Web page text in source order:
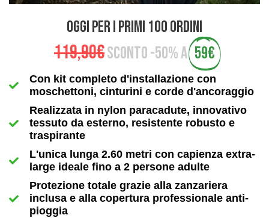
OGGI PER I PRIMI 100 ORDINI
119,90€SCONTO -50% A 59€
Con kit completo d'installazione con
moschettoni, cinturini e corde d'ancoraggio
Realizzata in nylon paracadute, innovativo
tessuto da esterno, resistente robusto e
traspirante
L'unica lunga 2.60 metri con capienza extra-
large ideale fino a 2 persone adulte
Protezione totale grazie alla zanzariera
inclusa e alla copertura professionale anti-
pioggia